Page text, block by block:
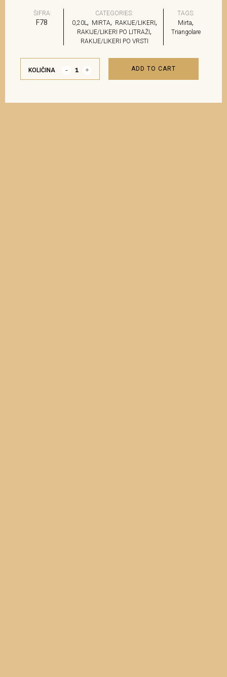
ŠIFRA:
F78
CATEGORIES:
0,20L, MIRTA, RAKIJE/LIKERI ,
RAKIJE/LIKERI PO LITRAŽI ,
RAKIJE/LIKERI PO VRSTI
TAGS:
Mirta,
Triangolare
KOLIČINA ADD TO CART